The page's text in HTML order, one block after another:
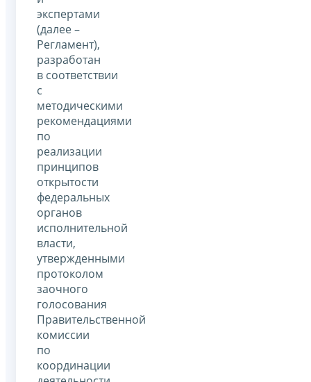
экспертами
(далее –
Регламент),
разработан
в соответствии
с
методическими
рекомендациями
по
реализации
принципов
открытости
федеральных
органов
исполнительной
власти,
утвержденными
протоколом
заочного
голосования
Правительственной
комиссии
по
координации